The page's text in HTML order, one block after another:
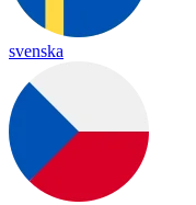
svenska